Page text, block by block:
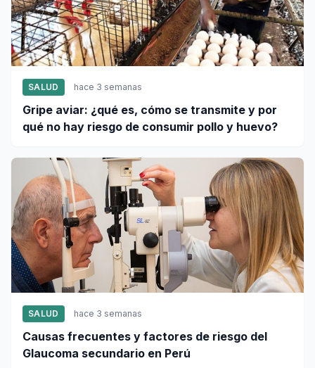
SALUD hace 3 semanas
Gripe aviar: ¿qué es, cómo se transmite y por
qué no hay riesgo de consumir pollo y huevo?
SALUD hace 3 semanas
Causas frecuentes y factores de riesgo del
Glaucoma secundario en Perú